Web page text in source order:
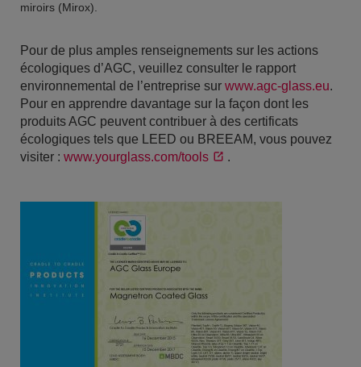
miroirs (Mirox).
Pour de plus amples renseignements sur les actions
écologiques d’AGC, veuillez consulter le rapport
environnemental de l’entreprise sur www.agc-glass.eu.
Pour en apprendre davantage sur la façon dont les
produits AGC peuvent contribuer à des certificats
écologiques tels que LEED ou BREEAM, vous pouvez
visiter : www.yourglass.com/tools .